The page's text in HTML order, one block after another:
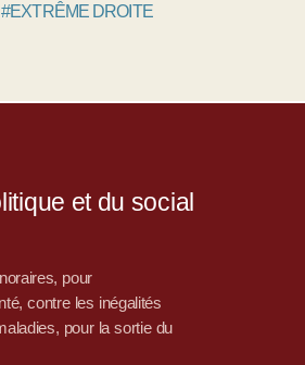
#EXTRÊME DROITE
et du social
pour
contre les inégalités
pour la sortie du